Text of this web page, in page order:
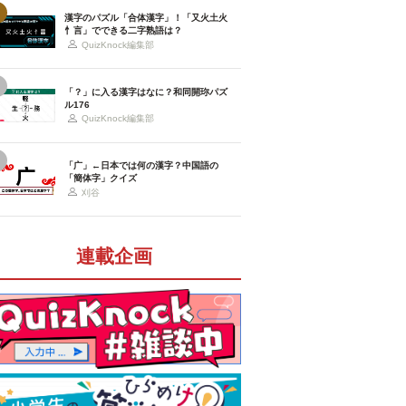
漢字のパズル「合体漢字」！「又火土火
忄言」でできる二字熟語は？
QuizKnock編集部
「？」に入る漢字はなに？和同開珎パズ
ル176
QuizKnock編集部
「广」←日本では何の漢字？中国語の
「簡体字」クイズ
刈谷
連載企画